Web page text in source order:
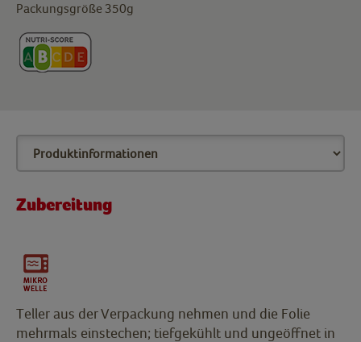
Packungsgröße 350g
Zubereitung
Teller aus der Verpackung nehmen und die Folie
mehrmals einstechen; tiefgekühlt und ungeöffnet in